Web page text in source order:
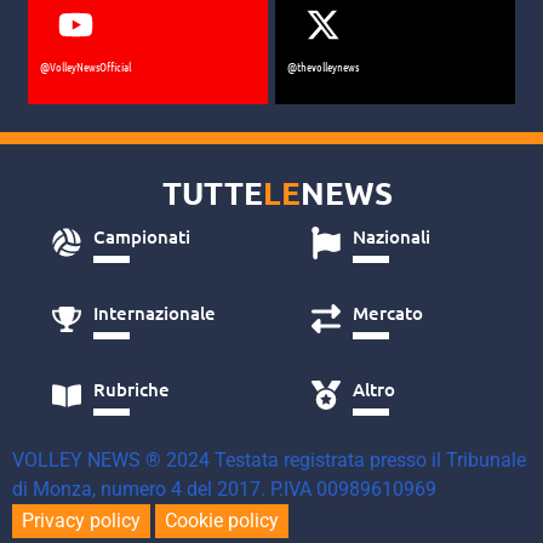
@VolleyNewsOfficial @thevolleynews
TUTTELENEWS
Campionati Nazionali
Internazionale Mercato
Rubriche Altro
VOLLEY NEWS ® 2024 Testata registrata presso il Tribunale
di Monza, numero 4 del 2017. P.IVA 00989610969
Privacy policy
Cookie policy